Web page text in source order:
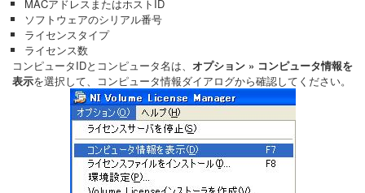
MACアドレスまたはホストID
ソフトウェアのシリアル番号
ライセンスタイプ
ライセンス数
コンピュータIDとコンピュータ名は、 オプション » コンピュータ情報を
表示を選択して、コンピュータ情報ダイアログから確認してください。